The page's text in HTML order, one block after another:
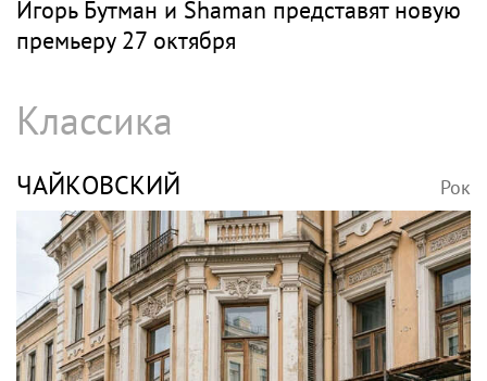
Игорь Бутман и Shaman представят новую
премьеру 27 октября
Классика
ЧАЙКОВСКИЙ Рок